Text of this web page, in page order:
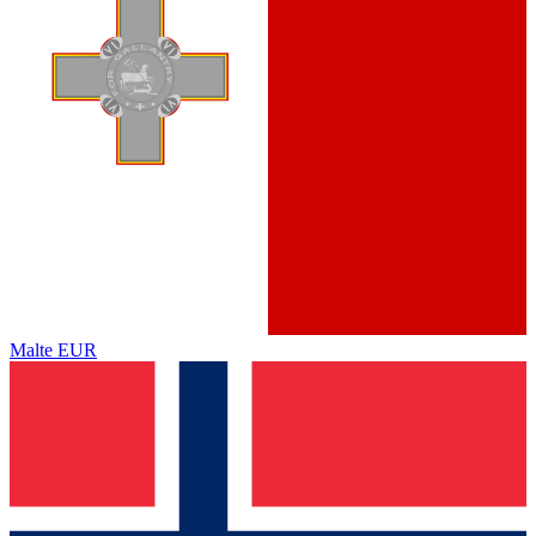
Malte EUR